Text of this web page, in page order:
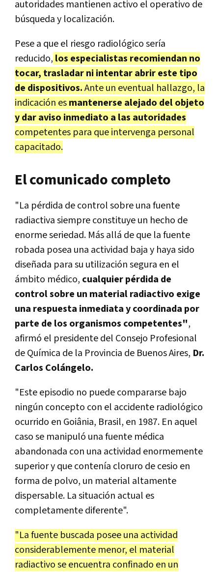
autoridades mantienen activo el operativo de
búsqueda y localización.
Pese a que el riesgo radiológico sería
reducido, los especialistas recomiendan no
tocar, trasladar ni intentar abrir este tipo
de dispositivos.Ante un eventual hallazgo, la
indicación esmantenerse alejado del objeto
y dar aviso inmediato a las autoridades
competentes para que intervenga personal
capacitado.
El comunicado completo
"La pérdida de control sobre una fuente
radiactiva siempre constituye un hecho de
enorme seriedad. Más allá de que la fuente
robada posea una actividad baja y haya sido
diseñada para su utilización segura en el
ámbito médico, cualquier pérdida de
control sobre un material radiactivo exige
una respuesta inmediata y coordinada por
parte de los organismos competentes",
afirmó el presidente del Consejo Profesional
de Química de la Provincia de Buenos Aires, Dr.
Carlos Colángelo.
"Este episodio no puede compararse bajo
ningún concepto con el accidente radiológico
ocurrido en Goiânia, Brasil, en 1987. En aquel
caso se manipuló una fuente médica
abandonada con una actividad enormemente
superior y que contenía cloruro de cesio en
forma de polvo, un material altamente
dispersable. La situación actual es
completamente diferente".
"La fuente buscada posee una actividad
considerablemente menor, el material
radiactivo se encuentra confinado en un